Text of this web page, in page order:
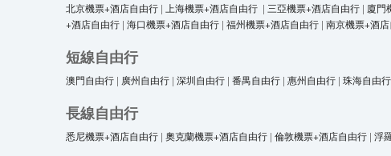
北京機票+酒店自由行 | 上海機票+酒店自由行 | 三亞機票+酒店自由行 | 廈門
+酒店自由行 | 海口機票+酒店自由行 | 福州機票+酒店自由行 | 南京機票+酒
短線自由行
澳門自由行 | 廣州自由行 | 深圳自由行 | 番禺自由行 | 惠州自由行 | 珠海自由行
長線自由行
悉尼機票+酒店自由行 | 奧克蘭機票+酒店自由行 | 倫敦機票+酒店自由行 | 浮